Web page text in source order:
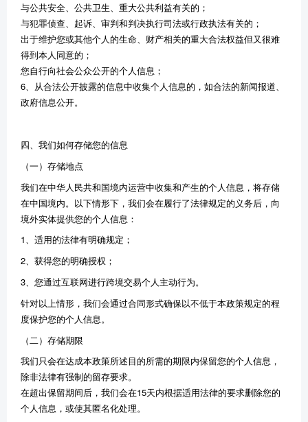
与公共安全、公共卫生、重大公共利益有关的；
与犯罪侦查、起诉、审判和判决执行司法或行政执法有关的；
出于维护您或其他个人的生命、财产相关的重大合法权益但又很难
得到本人同意的；
您自行向社会公众公开的个人信息；
6、从合法公开披露的信息中收集个人信息的，如合法的新闻报道、
政府信息公开。
四、我们如何存储您的信息
（一）存储地点
我们在中华人民共和国境内运营中收集和产生的个人信息，将存储
在中国境内。以下情形下，我们会在履行了法律规定的义务后，向
境外实体提供您的个人信息：
1、适用的法律有明确规定；
2、获得您的明确授权；
3、您通过互联网进行跨境交易个人主动行为。
针对以上情形，我们会通过合同形式确保以不低于本政策规定的程
度保护您的个人信息。
（二）存储期限
我们只会在达成本政策所述目的所需的期限内保留您的个人信息，
除非法律有强制的留存要求。
在超出保留期间后，我们会在15天内根据适用法律的要求删除您的
个人信息，或使其匿名化处理。